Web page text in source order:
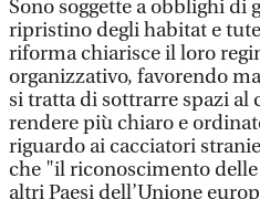
Sono soggette a obblighi di
ripristino degli habitat e
riforma chiarisce il loro
organizzativo, favorendo
si tratta di sottrarre spazi
rendere più chiaro e
riguardo ai cacciatori
che "il riconoscimento
altri Paesi dell’Unione